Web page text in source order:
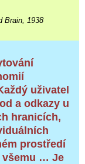
Brain, 1938
uživatel
a odkazy u
hranicích,
prostředí
všemu … Je